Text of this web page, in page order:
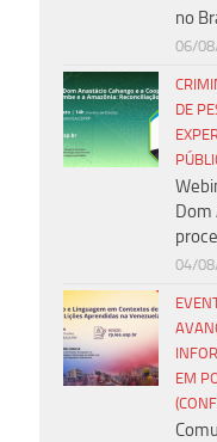
no
06/
DE
Dom
04/
EM